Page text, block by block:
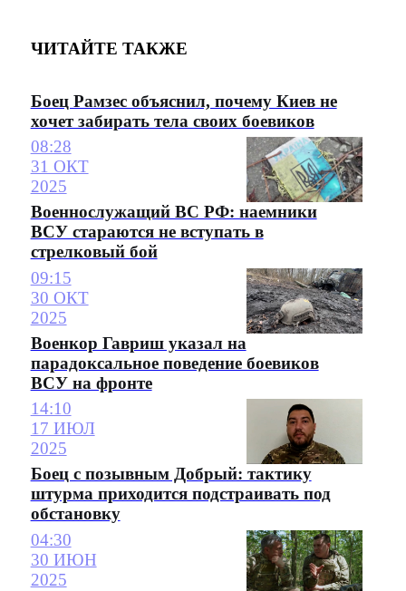
ЧИТАЙТЕ ТАКЖЕ
Боец Рамзес объяснил, почему Киев не
хочет забирать тела своих боевиков
08:28
31 ОКТ
2025
Военнослужащий ВС РФ: наемники
ВСУ стараются не вступать в
стрелковый бой
09:15
30 ОКТ
2025
Военкор Гавриш указал на
парадоксальное поведение боевиков
ВСУ на фронте
14:10
17 ИЮЛ
2025
Боец с позывным Добрый: тактику
штурма приходится подстраивать под
обстановку
04:30
30 ИЮН
2025